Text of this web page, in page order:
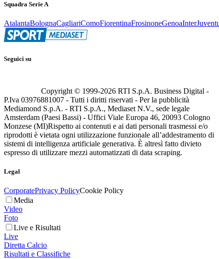
Squadra Serie A
AtalantaBolognaCagliariComoFiorentinaFrosinoneGenoaInter
Seguici su
Copyright © 1999-2026 RTI S.p.A. Business Digital -
P.Iva 03976881007 - Tutti i diritti riservati - Per la pubblicità
Mediamond S.p.A. - RTI S.p.A., Mediaset N.V., sede legale
Amsterdam (Paesi Bassi) - Uffici Viale Europa 46, 20093 Cologno
Monzese (MI)Rispetto ai contenuti e ai dati personali trasmessi e/o
riprodotti è vietata ogni utilizzazione funzionale all’addestramento di
sistemi di intelligenza artificiale generativa. È altresì fatto divieto
espresso di utilizzare mezzi automatizzati di data scraping.
Legal
CorporatePrivacy PolicyCookie Policy
Media
Video
Foto
Live e Risultati
Live
Diretta Calcio
Risultati e Classifiche